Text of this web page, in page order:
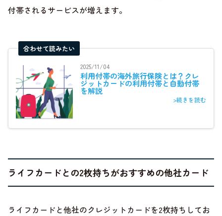
付帯されるサービスが増えます。
合わせて読みたい
2025/11/04
利用付帯の海外旅行保険とは？クレ
ジットカードの利用付帯と自動付帯
を解説
>続きを読む
ライフカードとの2枚持ちがおすすめの他社カード
ライフカードと他社のクレジットカードを2枚持ちしてお